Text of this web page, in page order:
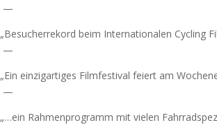
—
„Besucherrekord beim Internationalen Cycling
—
„Ein einzigartiges Filmfestival feiert am
—
„…ein Rahmenprogramm mit vielen